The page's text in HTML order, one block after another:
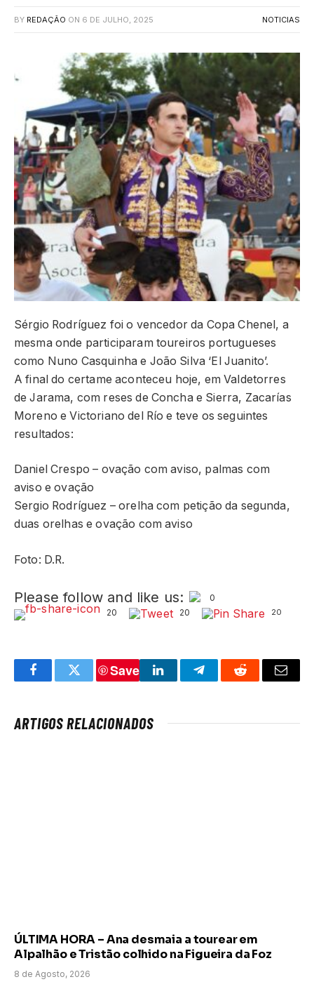
BY REDAÇÃO ON 6 DE JULHO, 2025 NOTICIAS
Sérgio Rodríguez foi o vencedor da Copa Chenel, a
mesma onde participaram toureiros portugueses
como Nuno Casquinha e João Silva ‘El Juanito’.
A final do certame aconteceu hoje, em Valdetorres
de Jarama, com reses de Concha e Sierra, Zacarías
Moreno e Victoriano del Río e teve os seguintes
resultados:
Daniel Crespo – ovação com aviso, palmas com
aviso e ovação
Sergio Rodríguez – orelha com petição da segunda,
duas orelhas e ovação com aviso
Foto: D.R.
Please follow and like us:
0
20
20 20
FacebookTwitter
Save
LinkedInTelegramReddit Email
ARTIGOS RELACIONADOS
ÚLTIMA HORA – Ana desmaia a tourear em
Alpalhão e Tristão colhido na Figueira da Foz
8 de Agosto, 2026